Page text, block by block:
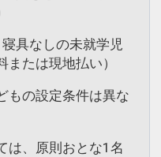
具なしの未就学児
または現地払い）
もの設定条件は異な
は、原則おとな1名